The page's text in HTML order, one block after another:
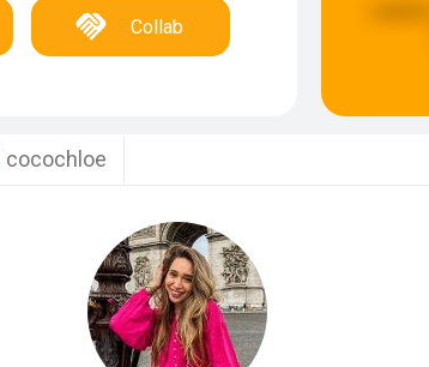
Collab
cocochloe